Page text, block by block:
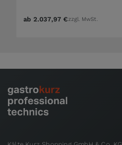
ab 2.037,97 €zzgl. MwSt.